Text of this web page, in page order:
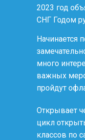
Начинается
много
важных
пройдут
2023 год
СНГ Годом
Открывает
цикл
классов по